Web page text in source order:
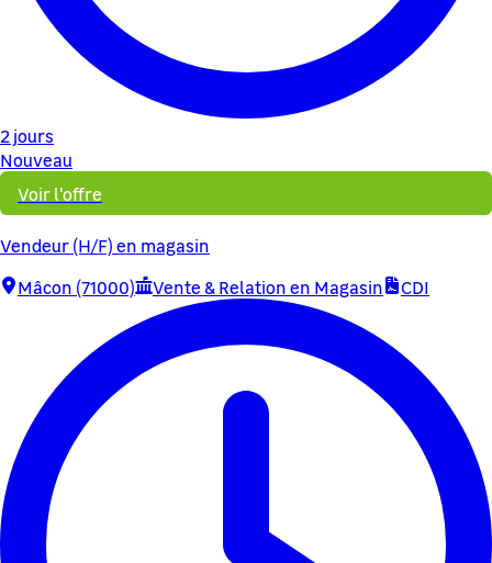
2 jours
Nouveau
Voir l'offre
Vendeur (H/F) en magasin
Mâcon (71000)
Vente & Relation en Magasin CDI